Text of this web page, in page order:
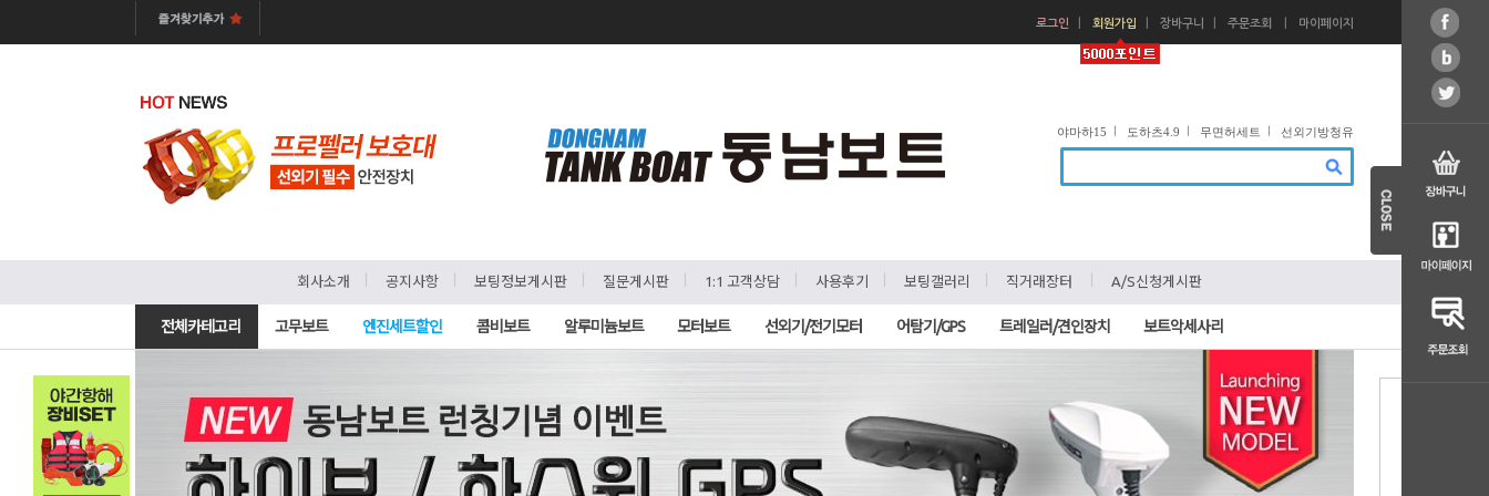
로그인 회원가입 장바구니 주문조회 마이페이지
야마하15 ㅣ 도하츠4.9 ㅣ 무면허세트 ㅣ 선외기방청유
회사소개 공지사항 보팅정보게시판 질문게시판 1:1 고객상담 사용후기 보팅갤러리 직거래장터 A/S신청게시판
전체카테고리 고무보트 엔진세트할인 콤비보트 알루미늄보트 모터보트 선외기/전기모터 어탐기/GPS 트레일러/견인장치 보트악세사리